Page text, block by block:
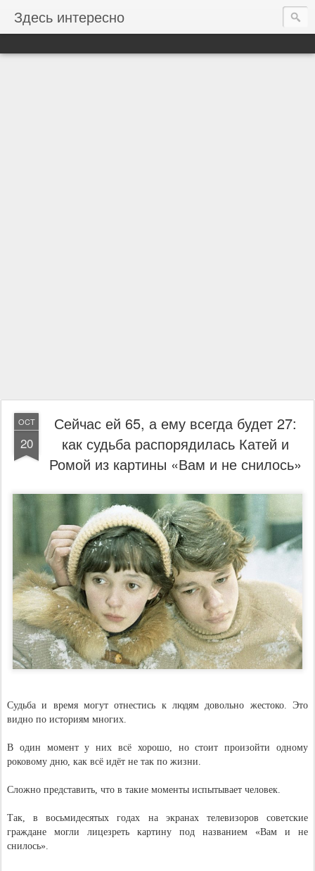
Здесь интересно
OCT
20
Сейчас ей 65, а ему всегда будет 27:
как судьба распорядилась Катей и
Ромой из картины «Вам и не снилось»
Судьба и время могут отнестись к людям довольно жестоко. Это
видно по историям многих.
В один момент у них всё хорошо, но стоит произойти одному
роковому дню, как всё идёт не так по жизни.
Сложно представить, что в такие моменты испытывает человек.
Так, в восьмидесятых годах на экранах телевизоров советские
граждане могли лицезреть картину под названием «Вам и не
снилось».